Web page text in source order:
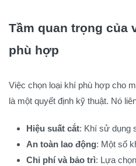
Tầm quan trọng của
phù hợp
Việc chọn loại khí phù hợp cho
là một quyết định kỹ thuật. Nó
Hiệu suất cắt: Khí sử dụng
An toàn lao động: Một số
Chi phí và bảo trì: Lựa